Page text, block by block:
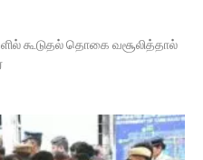
கூடுதல் தொகை வசூலித்தால்